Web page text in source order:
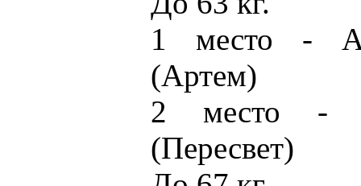
1 место -
(Артем)
2 место -
(Пересвет)